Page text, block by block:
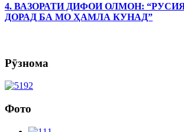
4. ВАЗОРАТИ ДИФОИ ОЛМОН:
ДОРАД БА МО ҲАМЛА КУНАД”
Рӯзнома
Фото